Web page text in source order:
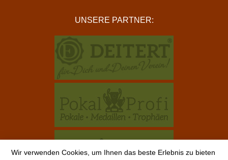
UNSERE PARTNER:
Wir verwenden Cookies, um Ihnen das beste Erlebnis zu bieten